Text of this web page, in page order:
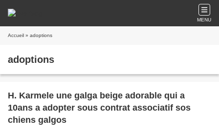
MENU
Accueil » adoptions
adoptions
H. Karmele une galga beige adorable qui a
10ans a adopter sous contrat associatif sos
chiens galgos